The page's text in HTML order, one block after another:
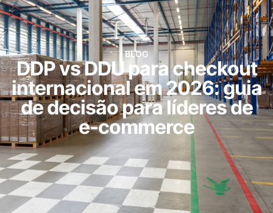
BLOG
DDP vs DDU para checkout
internacional em 2026: guia
de decisão para líderes de
e-commerce